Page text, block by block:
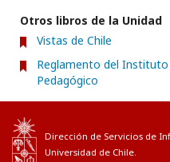
Otros libros de la Unidad
Vistas de Chile
Reglamento del Instituto
Pedagógico
Dirección de Servicios de
Universidad de Chile.